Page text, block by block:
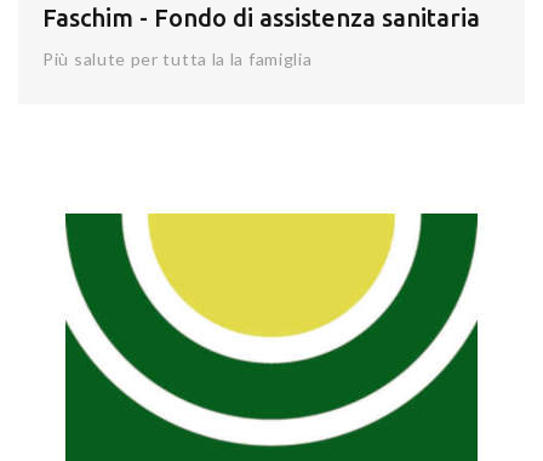
Faschim - Fondo di assistenza sanitaria
Più salute per tutta la la famiglia